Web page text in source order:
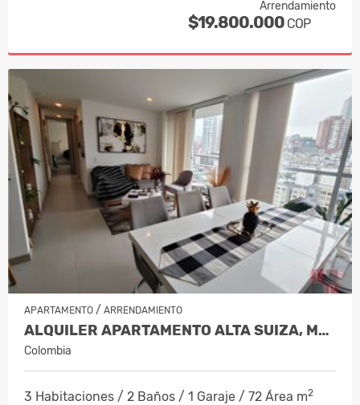
Arrendamiento
$19.800.000 COP
APARTAMENTO / ARRENDAMIENTO
ALQUILER APARTAMENTO ALTA SUIZA, MANI…
Colombia
3 Habitaciones / 2 Baños / 1 Garaje / 72 Área m2